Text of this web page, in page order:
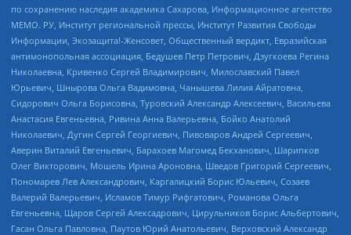
по сохранению наследия академика Сахарова, Информационное агентство
МЕМО. РУ, Институт региональной прессы, Институт Развития Свободы
Информации, Экозащита!-Женсовет, Общественный вердикт, Евразийская
антимонопольная ассоциация, Бедушев Петр Петрович, Дзугкоева Регина
Николаевна, Кривенко Сергей Владимирович, Милославский Павел
Юрьевич, Шнырова Ольга Вадимовна, Чанышева Лилия Айратовна,
Сидорович Ольга Борисовна, Туровский Александр Алексеевич, Васильева
Анастасия Евгеньевна, Ривина Анна Валерьевна, Бойко Анатолий
Николаевич, Дугин Сергей Георгиевич, Пивоваров Андрей Сергеевич,
Аверин Виталий Евгеньевич, Барахоев Магомед Бекханович, Шарипков
Олег Викторович, Мошель Ирина Ароновна, Шведов Григорий Сергеевич,
Пономарев Лев Александрович, Каргалицкий Борис Юльевич, Созаев
Валерий Валерьевич, Исламов Тимур Рифгатович, Романова Ольга
Евгеньевна, Щаров Сергей Алексадрович, Цирульников Борис Альбертович,
Гасан Ольга Павловна, Паутов Юрий Анатольевич, Верховский Александр